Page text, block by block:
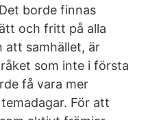
borde finnas
och fritt på alla
att samhället, är
som inte i första
få vara mer
För att